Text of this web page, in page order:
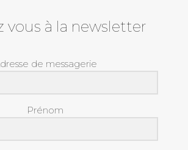
vous à la newsletter
de messagerie
Prénom